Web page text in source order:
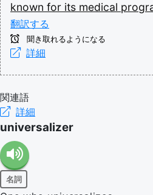
known for its medical
翻訳する
聞き取れるようになる
詳細
関連語
詳細
universalizer
名詞